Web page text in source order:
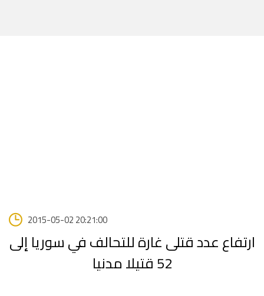
2015-05-02 20:21:00
ارتفاع عدد قتلى غارة للتحالف في سوريا إلى
52 قتيلا مدنيا